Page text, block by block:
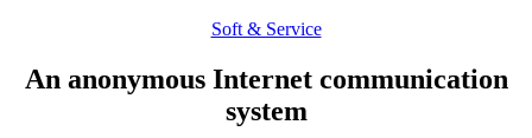
カ
ゴ
リ
Soft & Service
An anonymous Internet communication
system